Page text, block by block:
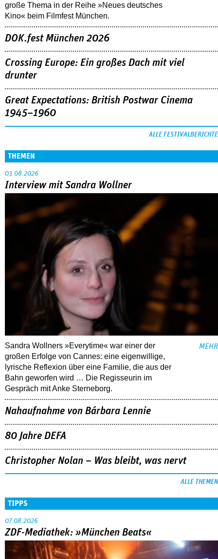
große Thema in der Reihe »Neues deutsches
Kino« beim Filmfest München.
DOK.fest München 2026
Crossing Europe: Ein großes Dach mit viel
drunter
Great Expectations: British Postwar Cinema
1945–1960
ALLE FESTIVALBERICHTE
THEMEN
03.08.2026
Interview mit Sandra Wollner
Sandra Wollners »Everytime« war einer der
großen Erfolge von Cannes: eine eigenwillige,
lyrische Reflexion über eine ­Familie, die aus der
Bahn geworfen wird … Die Regisseurin im
Gespräch mit Anke Sterneborg.
MEHR
Nahaufnahme von Bárbara Lennie
80 Jahre DEFA
Christopher Nolan – Was bleibt, was nervt
ALLE THEMEN
TIPPS
07.08.2026
ZDF-Mediathek: »München Beats«